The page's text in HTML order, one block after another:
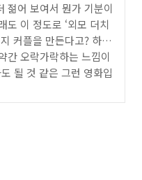
젊어 보여서 뭔가 기분이
도 이 정도로 ‘외모 더치
커플을 만든다고? 하…
간 오락가락하는 느낌이
될 것 같은 그런 영화입